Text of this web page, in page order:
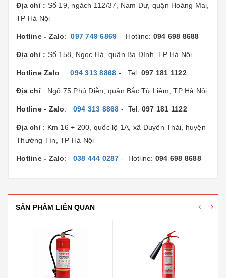
Địa chỉ : Số 19, ngách 112/37, Nam Dư, quận Hoàng Mai,
TP Hà Nội
Hotline - Zalo:097 749 6869 - Hotline: 094 698 8688
Địa chỉ : Số 158, Ngọc Hà, quận Ba Đình, TP Hà Nội
Hotline Zalo:094 313 8868 - Tel: 097 181 1122
Địa chỉ : Ngõ 75 Phú Diễn, quận Bắc Từ Liêm, TP Hà Nội
Hotline - Zalo: 094 313 8868 - Tel: 097 181 1122
Địa chỉ : Km 16 + 200, quốc lộ 1A, xã Duyên Thái, huyện
Thường Tín, TP Hà Nội
Hotline - Zalo: 038 444 0287 - Hotline: 094 698 8688
SẢN PHẨM LIÊN QUAN